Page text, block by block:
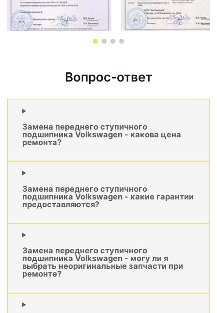
Вопрос-ответ
Замена переднего ступичного
подшипника Volkswagen - какова цена
ремонта?
Замена переднего ступичного
подшипника Volkswagen - какие гарантии
предоставляются?
Замена переднего ступичного
подшипника Volkswagen - могу ли я
выбрать неоригинальные запчасти при
ремонте?